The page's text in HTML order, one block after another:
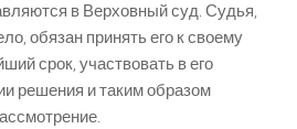
в Верховный суд. Судья,
обязан принять его к своему
срок, участвовать в его
решения и таким образом